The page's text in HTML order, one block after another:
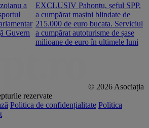
a
Guvern
EXCLUSIV Pahonțu, șeful SPP,
a cumpărat mașini blindate de
215.000 de euro bucata. Serviciul
a cumpărat autoturisme de șase
milioane de euro în ultimele luni
© 2026 Asociația
rezervate
Politica de confidențialitate Politica